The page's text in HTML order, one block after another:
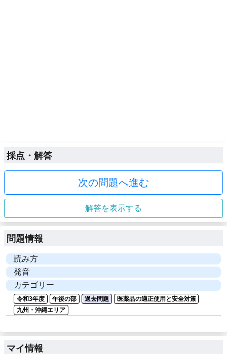
採点・解答
次の問題へ進む
解答を表示する
問題情報
読み方
発音
カテゴリー
令和3年度 午後の部 過去問題
医薬品の適正使用と安全対策
九州・沖縄エリア
マイ情報